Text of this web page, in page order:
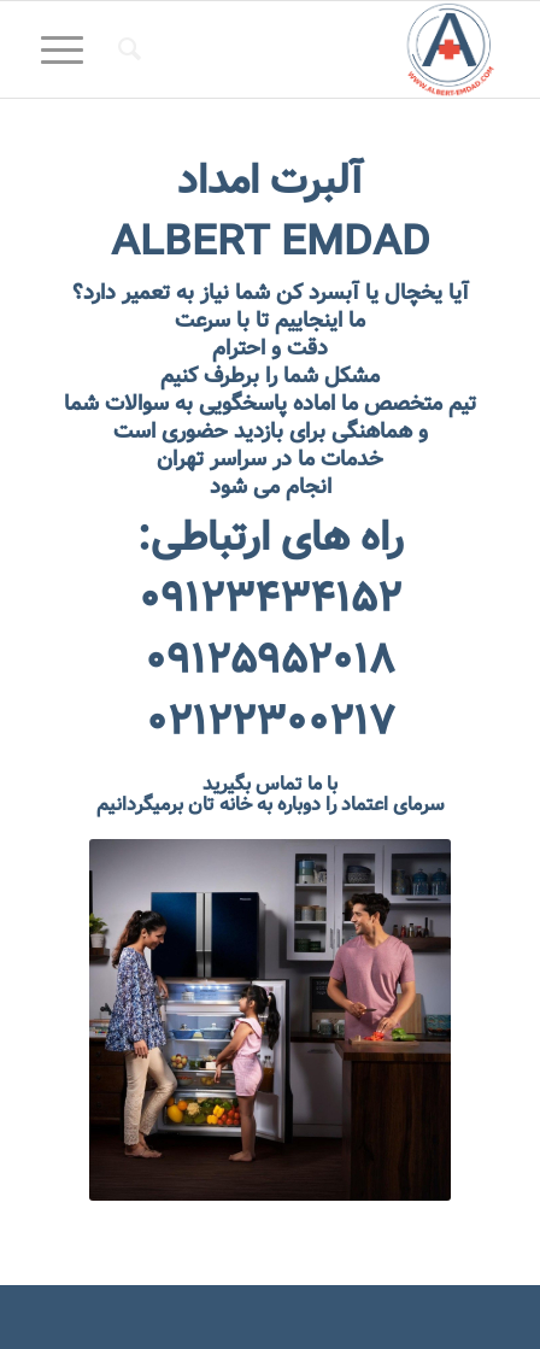
آلبرت امداد
ALBERT EMDAD
آیا یخچال یا آبسرد کن شما نیاز به تعمیر دارد؟
ما اینجاییم تا با سرعت
دقت و احترام
مشکل شما را برطرف کنیم
تیم متخصص ما اماده پاسخگویی به سوالات شما
و هماهنگی برای بازدید حضوری است
خدمات ما در سراسر تهران
انجام می شود
راه های ارتباطی:
۰۹۱۲۳۴۳۴۱۵۲
۰۹۱۲۵۹۵۲۰۱۸
۰۲۱۲۲۳۰۰۲۱۷
با ما تماس بگیرید
سرمای اعتماد را دوباره به خانه تان برمیگردانیم